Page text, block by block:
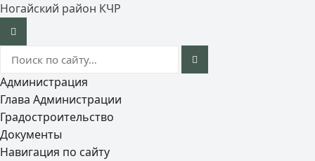
Ногайский район КЧР
Администрация
Глава Администрации
Градостроительство
Документы
Навигация по сайту